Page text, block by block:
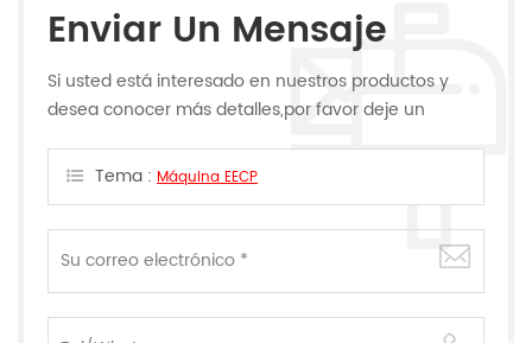
Enviar Un Mensaje
Si usted está interesado en nuestros productos y
desea conocer más detalles,por favor deje un
podamos.
Tema : Máquina EECP